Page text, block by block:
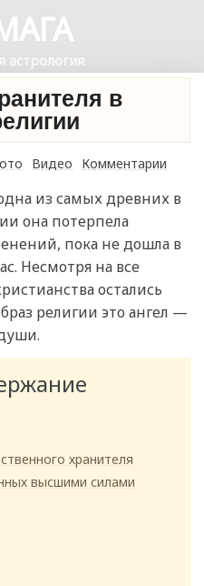
астрология
в
Видео Комментарии
из самых древних в
она потерпела
пока не дошла в
Несмотря на все
остались
религии это ангел —
хранителя
высшими силами